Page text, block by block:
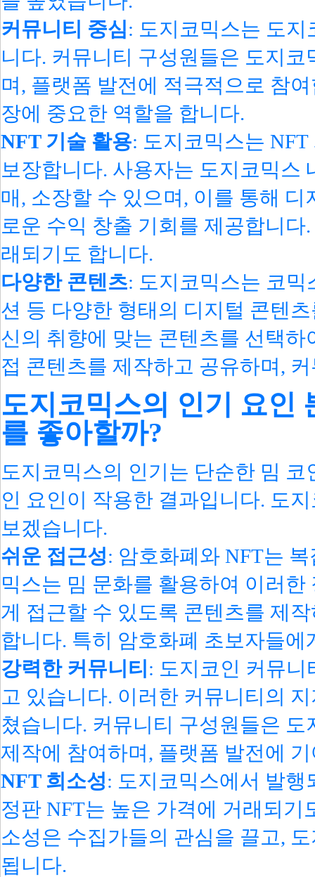
커뮤니티 중심: 도지코믹스는 도
니다. 커뮤니티 구성원들은 도지
며, 플랫폼 발전에 적극적으로 참
장에 중요한 역할을 합니다.
NFT 기술 활용: 도지코믹스는
보장합니다. 사용자는 도지코믹스
매, 소장할 수 있으며, 이를 통해
로운 수익 창출 기회를 제공합니
래되기도 합니다.
다양한 콘텐츠: 도지코믹스는 코
션 등 다양한 형태의 디지털 콘텐
신의 취향에 맞는 콘텐츠를 선택
접 콘텐츠를 제작하고 공유하며,
도지코믹스의 인기 요인
를 좋아할까?
도지코믹스의 인기는 단순한 밈
인 요인이 작용한 결과입니다. 도
보겠습니다.
쉬운 접근성: 암호화폐와 NFT는
믹스는 밈 문화를 활용하여 이러
게 접근할 수 있도록 콘텐츠를 제
합니다. 특히 암호화폐 초보자들
강력한 커뮤니티 : 도지코인 커뮤
고 있습니다. 이러한 커뮤니티의
쳤습니다. 커뮤니티 구성원들은
제작에 참여하며, 플랫폼 발전에
NFT 희소성: 도지코믹스에서 발행
정판 NFT는 높은 가격에 거래되
소성은 수집가들의 관심을 끌고,
됩니다.